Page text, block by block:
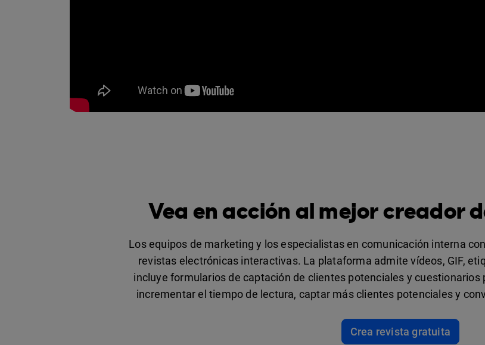
Vea en acción al mejor creador
Los equipos de marketing y los especialistas en comunicación interna
revistas electrónicas interactivas. La plataforma admite vídeos, GIF,
incluye formularios de captación de clientes potenciales y
incrementar el tiempo de lectura, captar más clientes potenciales y
Crea revista gratuita